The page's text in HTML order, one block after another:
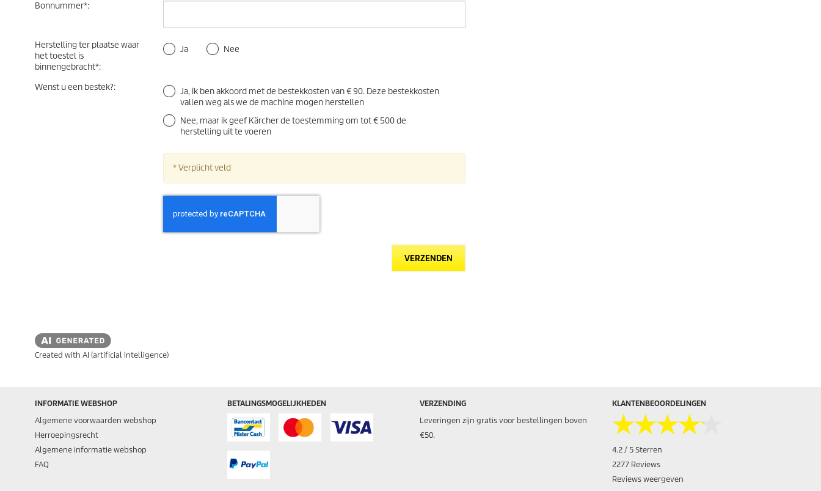
Bonnummer*:
Herstelling ter plaatse waar
het toestel is
binnengebracht*:
Ja Nee
Wenst u een bestek?:
Ja, ik ben akkoord met de bestekkosten van € 90. Deze bestekkosten
vallen weg als we de machine mogen herstellen
Nee, maar ik geef Kärcher de toestemming om tot € 500 de
herstelling uit te voeren
* Verplicht veld
VERZENDEN
Created with AI (artificial intelligence)
INFORMATIE WEBSHOP
Algemene voorwaarden webshop
Herroepingsrecht
Algemene informatie webshop
FAQ
BETALINGSMOGELIJKHEDEN
VERZENDING
Leveringen zijn gratis voor bestellingen boven
€50.
KLANTENBEOORDELINGEN
★★★★★
★★★★★
4.2 / 5 Sterren
2277 Reviews
Reviews weergeven